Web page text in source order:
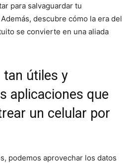
para salvaguardar tu
descubre cómo la era del
se convierte en una aliada
tan útiles y
aplicaciones que
un celular por
podemos aprovechar los datos